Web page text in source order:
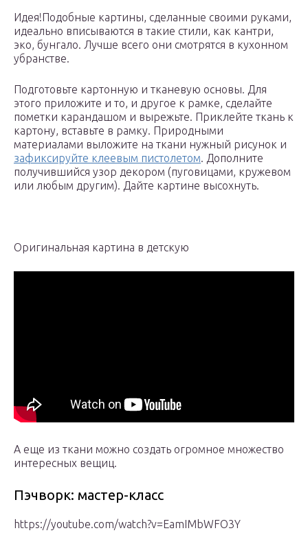
Идея!Подобные картины, сделанные своими руками,
идеально вписываются в такие стили, как кантри,
эко, бунгало. Лучше всего они смотрятся в кухонном
убранстве.
Подготовьте картонную и тканевую основы. Для
этого приложите и то, и другое к рамке, сделайте
пометки карандашом и вырежьте. Приклейте ткань к
картону, вставьте в рамку. Природными
материалами выложите на ткани нужный рисунок и
зафиксируйте клеевым пистолетом. Дополните
получившийся узор декором (пуговицами, кружевом
или любым другим). Дайте картине высохнуть.
Оригинальная картина в детскую
А еще из ткани можно создать огромное множество
интересных вещиц.
Пэчворк: мастер-класс
https://youtube.com/watch?v=EamIMbWFO3Y